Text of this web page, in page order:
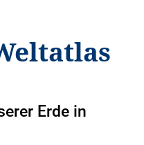
Erde in